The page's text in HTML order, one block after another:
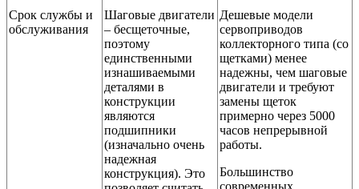
Срок службы и
обслуживания
Шаговые двигатели
– бесщеточные,
поэтому
единственными
изнашиваемыми
деталями в
конструкции
являются
подшипники
(изначально очень
надежная
конструкция). Это
Дешевые модели
сервоприводов
коллекторного типа (со
щетками) менее
надежны, чем шаговые
двигатели и требуют
замены щеток
примерно через 5000
часов непрерывной
работы.
Большинство